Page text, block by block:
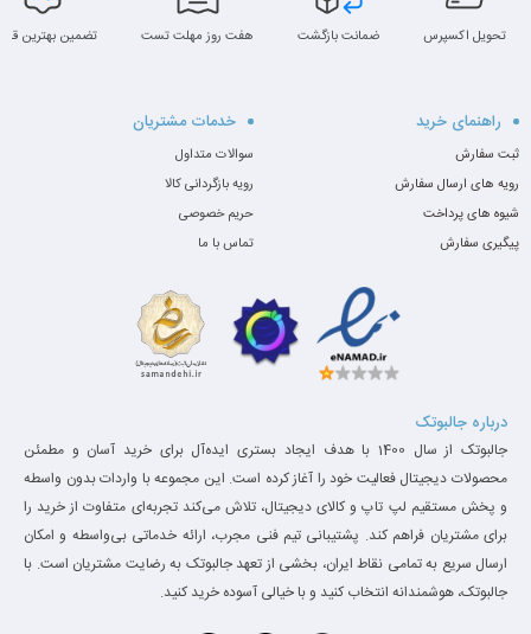
مشخصات فنی دستگاه
پردازنده:
تحویل اکسپرس ضمانت بازگشت هفت روز مهلت تست تضمین بهترین
راهنمای خرید
ثبت سفارش
رویه های ارسال سفارش
شیوه های پرداخت
پیگیری سفارش
خدمات مشتریان
سوالات متداول
رویه بازگردانی کالا
حریم خصوصی
تماس با ما
درباره جالبوتک
جالبوتک از سال 1400 با هدف ایجاد بستری ایده‌آل برای خرید آسان و مطمئن
محصولات دیجیتال فعالیت خود را آغاز کرده است. این مجموعه با واردات بدون واسطه
و پخش مستقیم لپ تاپ و کالای دیجیتال، تلاش می‌کند تجربه‌ای متفاوت از خرید را
برای مشتریان فراهم کند. پشتیبانی تیم فنی مجرب، ارائه خدماتی بی‌واسطه و امکان
ارسال سریع به تمامی نقاط ایران، بخشی از تعهد جالبوتک به رضایت مشتریان است. با
جالبوتک، هوشمندانه انتخاب کنید و با خیالی آسوده خرید کنید.